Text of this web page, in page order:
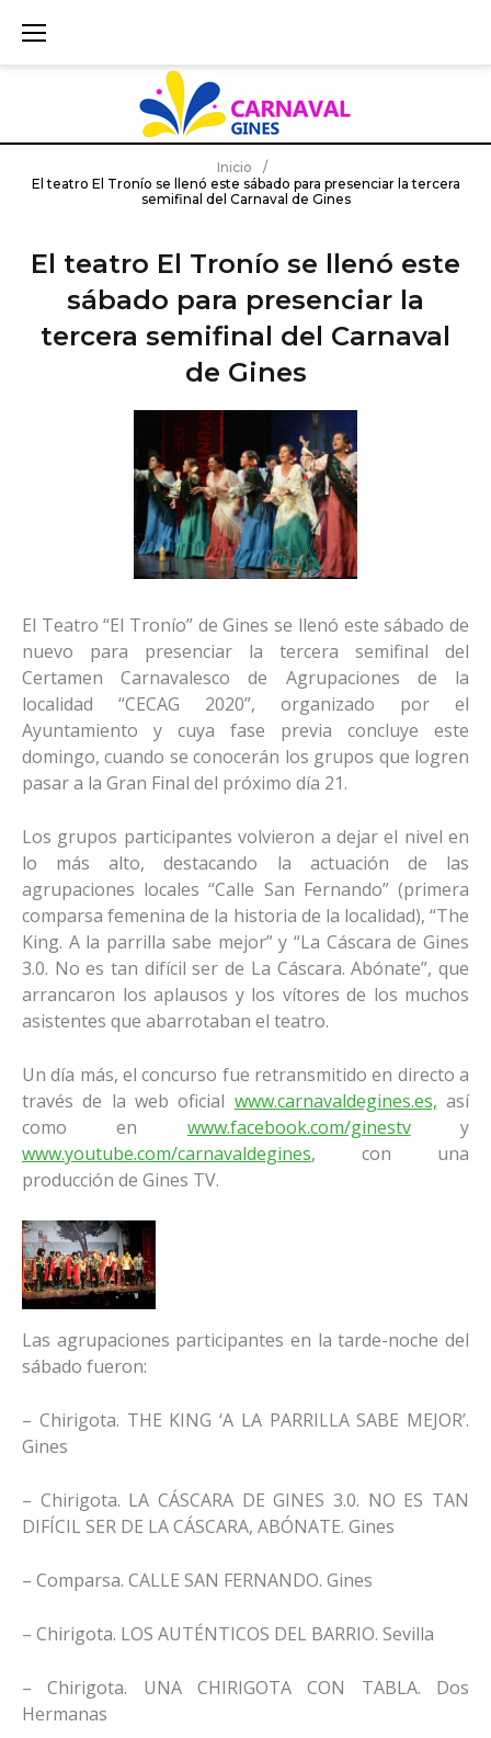
i
o
Inicio
/
El teatro El Tronío se llenó este sábado para presenciar la tercera
semifinal del Carnaval de Gines
El teatro El Tronío se llenó este
sábado para presenciar la
tercera semifinal del Carnaval
de Gines
El Teatro “El Tronío” de Gines se llenó este sábado de
nuevo para presenciar la tercera semifinal del
Certamen Carnavalesco de Agrupaciones de la
localidad “CECAG 2020”, organizado por el
Ayuntamiento y cuya fase previa concluye este
domingo, cuando se conocerán los grupos que logren
pasar a la Gran Final del próximo día 21.
Los grupos participantes volvieron a dejar el nivel en
lo más alto, destacando la actuación de las
agrupaciones locales “Calle San Fernando” (primera
comparsa femenina de la historia de la localidad), “The
King. A la parrilla sabe mejor” y “La Cáscara de Gines
3.0. No es tan difícil ser de La Cáscara. Abónate”, que
arrancaron los aplausos y los vítores de los muchos
asistentes que abarrotaban el teatro.
Un día más, el concurso fue retransmitido en directo a
través de la web oficial www.carnavaldegines.es, así
como en www.facebook.com/ginestvy
www.youtube.com/carnavaldegines, con una
producción de Gines TV.
Las agrupaciones participantes en la tarde-noche del
sábado fueron:
– Chirigota. THE KING ‘A LA PARRILLA SABE MEJOR’.
Gines
– Chirigota. LA CÁSCARA DE GINES 3.0. NO ES TAN
DIFÍCIL SER DE LA CÁSCARA, ABÓNATE. Gines
– Comparsa. CALLE SAN FERNANDO. Gines
– Chirigota. LOS AUTÉNTICOS DEL BARRIO. Sevilla
– Chirigota. UNA CHIRIGOTA CON TABLA. Dos
Hermanas